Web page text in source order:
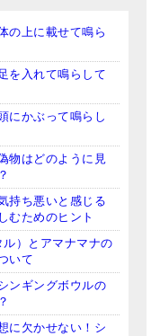
の上に載せて鳴ら
を入れて鳴らして
にかぶって鳴らし
物はどのように見
持ち悪いと感じる
むためのヒント
）とアマナマナの
いて
ンギングボウルの
に欠かせない！シ